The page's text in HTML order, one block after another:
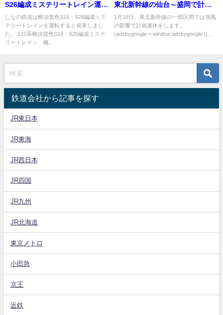
S26編成ミステリートレイン運転
（2021年7月23日運転）
しなの鉄道は横須賀色S16・S26編成ミス
テリートレインを運転すると発表しまし
た。 115系横須賀色S16・S26編成ミステ
リートレイン 概...
東北新幹線の仙台～盛岡で計画
運休 強風が見込まれるため 秋田
新幹線・常磐線も運休
1月19日、東北新幹線の一部区間では強風
の影響で計画運休をします。
(adsbygoogle = window.adsbygoogle ||...
鉄道会社から記事を探す
JR東日本
JR東海
JR西日本
JR四国
JR九州
JR北海道
東京メトロ
小田急
京王
近鉄